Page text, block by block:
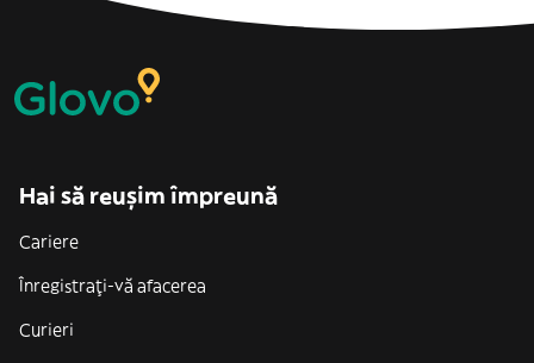
Hai să reușim împreună
Cariere
Înregistrați-vă afacerea
Curieri